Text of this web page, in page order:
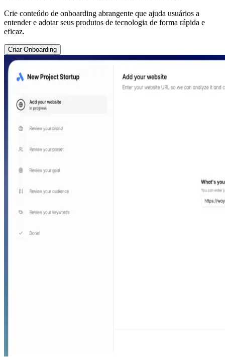
Crie conteúdo de onboarding abrangente que ajuda usuários a
entender e adotar seus produtos de tecnologia de forma rápida e
eficaz.
Criar Onboarding